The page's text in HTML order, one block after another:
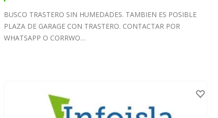
BUSCO TRASTERO SIN HUMEDADES. TAMBIEN ES POSIBLE
PLAZA DE GARAGE CON TRASTERO. CONTACTAR POR
WHATSAPP O CORRWO…